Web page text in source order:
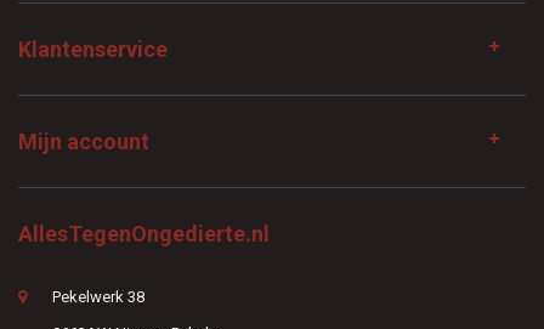
Klantenservice
Mijn account
AllesTegenOngedierte.nl
Pekelwerk 38